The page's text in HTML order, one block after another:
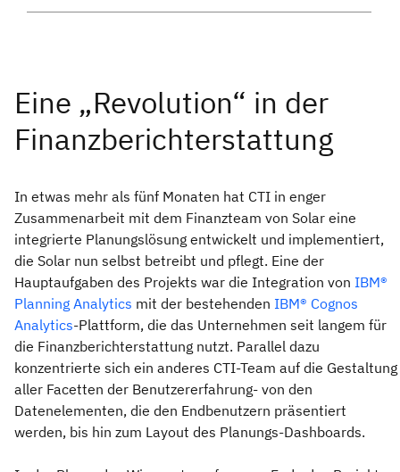
In etwas mehr als fünf Monaten hat CTI in enger
Zusammenarbeit mit dem Finanzteam von Solar eine
integrierte Planungslösung entwickelt und implementiert,
die Solar nun selbst betreibt und pflegt. Eine der
Hauptaufgaben des Projekts war die Integration von IBM®
Planning Analytics mit der bestehenden IBM® Cognos
Analytics-Plattform, die das Unternehmen seit langem für
die Finanzberichterstattung nutzt. Parallel dazu
konzentrierte sich ein anderes CTI-Team auf die Gestaltung
aller Facetten der Benutzererfahrung- von den
Datenelementen, die den Endbenutzern präsentiert
werden, bis hin zum Layout des Planungs-Dashboards.